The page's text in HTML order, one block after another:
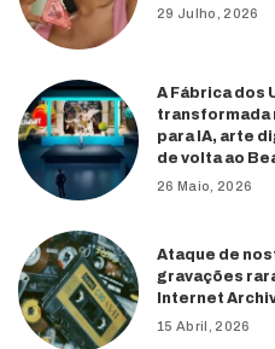
29 Julho, 2026
A Fábrica dos
transformada
para IA, arte
de volta ao
26 Maio, 2026
Ataque de
gravações
Internet
15 Abril, 2026